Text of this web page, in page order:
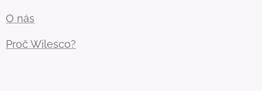
O nás
Proč Wilesco?